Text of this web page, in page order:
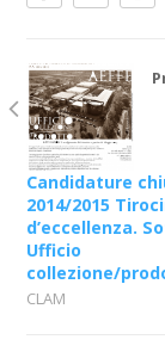
Candidature
2014/2015
d’eccellenza.
Ufficio
collezione/
CLAM